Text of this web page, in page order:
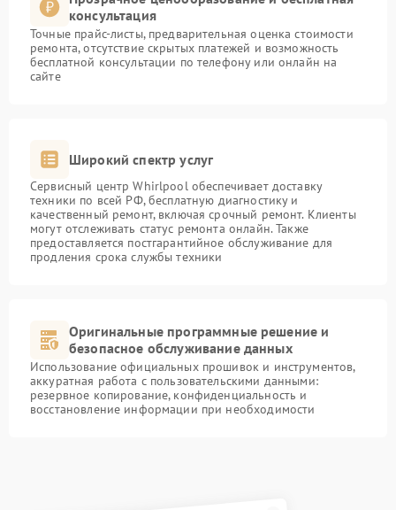
консультация
Точные прайс-листы, предварительная оценка стоимости
ремонта, отсутствие скрытых платежей и возможность
бесплатной консультации по телефону или онлайн на
сайте
Широкий спектр услуг
Сервисный центр Whirlpool обеспечивает доставку
техники по всей РФ, бесплатную диагностику и
качественный ремонт, включая срочный ремонт. Клиенты
могут отслеживать статус ремонта онлайн. Также
предоставляется постгарантийное обслуживание для
продления срока службы техники
Оригинальные программные решение и
безопасное обслуживание данных
Использование официальных прошивок и инструментов,
аккуратная работа с пользовательскими данными:
резервное копирование, конфиденциальность и
восстановление информации при необходимости